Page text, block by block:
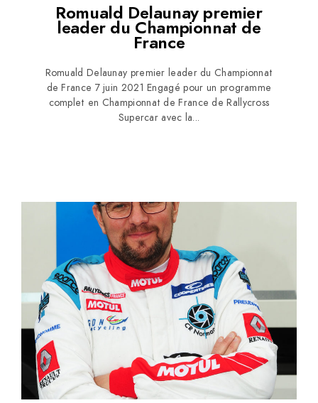
Romuald Delaunay premier
leader du Championnat de
France
Romuald Delaunay premier leader du Championnat
de France 7 juin 2021 Engagé pour un programme
complet en Championnat de France de Rallycross
Supercar avec la...